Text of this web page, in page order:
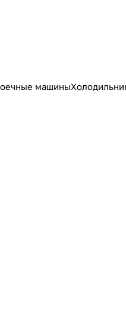
машины